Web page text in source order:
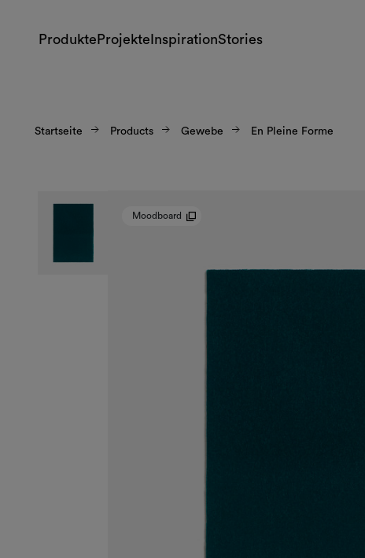
Produkte Projekte InspirationStories
Startseite Products Gewebe En Pleine Forme
Moodboard